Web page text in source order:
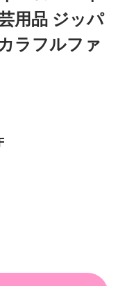
用品 ジッパ
ラフルファ